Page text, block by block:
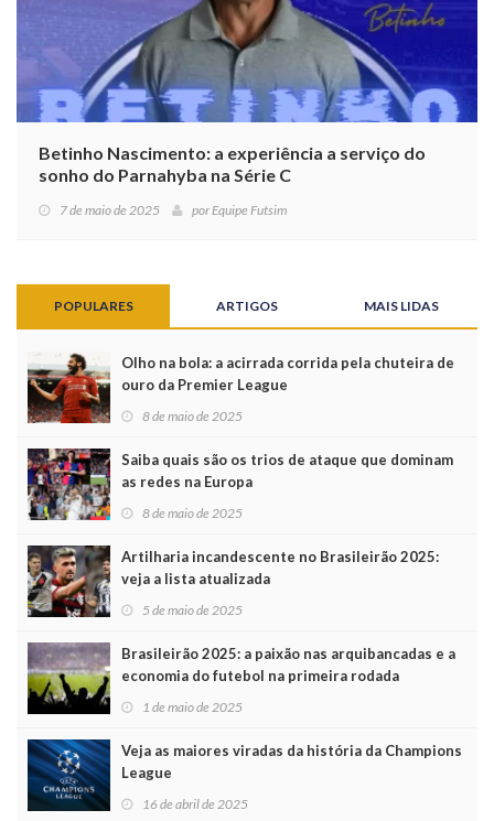
Betinho Nascimento: a experiência a serviço do
sonho do Parnahyba na Série C
7 de maio de 2025 por Equipe Futsim
POPULARES ARTIGOS MAIS LIDAS
Olho na bola: a acirrada corrida pela chuteira de
ouro da Premier League
8 de maio de 2025
Saiba quais são os trios de ataque que dominam
as redes na Europa
8 de maio de 2025
Artilharia incandescente no Brasileirão 2025:
veja a lista atualizada
5 de maio de 2025
Brasileirão 2025: a paixão nas arquibancadas e a
economia do futebol na primeira rodada
1 de maio de 2025
Veja as maiores viradas da história da Champions
League
16 de abril de 2025